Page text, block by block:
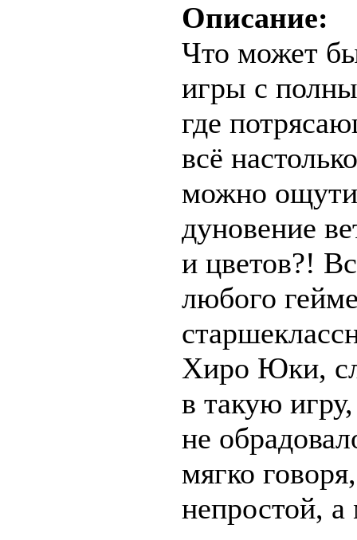
Описание:
Что может
игры с
где
всё
можно
дуновение
и цветов?!
любого
Хиро Юки,
в такую
не
мягко
непростой,